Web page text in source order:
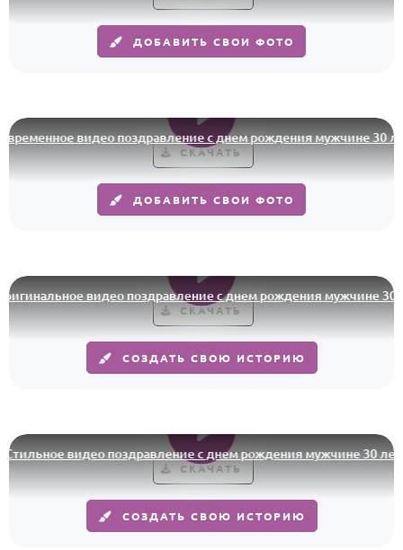
ДОБАВИТЬ СВОИ ФОТО
видео поздравление с днем рождения мужчине 30 лет
СКАЧАТЬ
ДОБАВИТЬ СВОИ ФОТО
видео поздравление с днем рождения мужчине 30 лет
СКАЧАТЬ
СОЗДАТЬ СВОЮ ИСТОРИЮ
видео поздравление с днем рождения мужчине 30 лет
СКАЧАТЬ
СОЗДАТЬ СВОЮ ИСТОРИЮ